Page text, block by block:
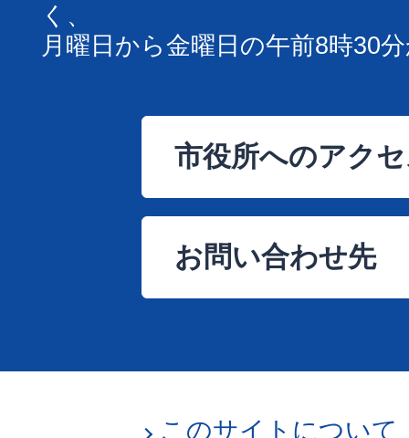
く、
月曜日から金曜日の午前8時30
市役所へのアク
お問い合わせ先
このサイトについて